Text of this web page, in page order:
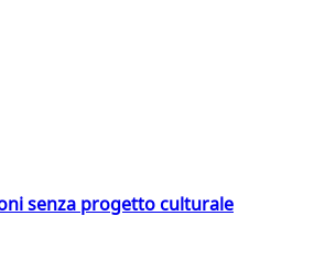
senza progetto culturale